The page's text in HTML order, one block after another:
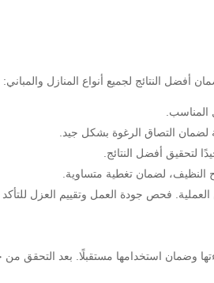
أفضل النتائج لجميع أنواع المنازل والمباني:
المناسب.
التصاق الرغوة بشكل جيد.
لتحقيق أفضل النتائج.
لضمان تغطية متساوية.
العملية. فحص جودة العمل وتقييم العزل
وضمان استخدامها مستقبلًا. بعد التحقق من